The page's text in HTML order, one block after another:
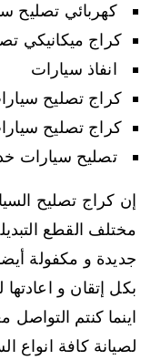
كهربائي تصليح
كراج ميكانيكي
انفاذ سيارات
كراج تصليح
كراج تصليح
تصليح سيارات
إن كراج تصليح
مختلف القطع
جديدة و مكفولة
بكل إتقان و
اينما كنتم
لصيانة كافة انواع